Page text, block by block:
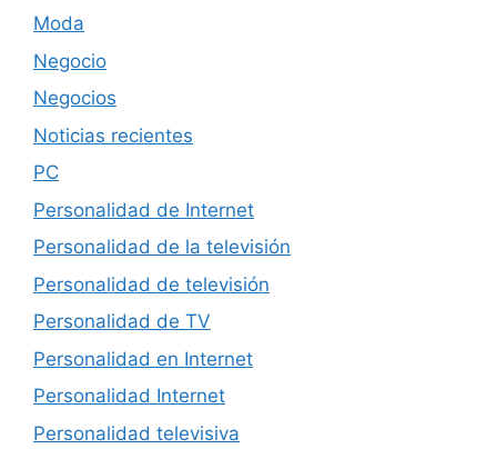
Moda
Negocio
Negocios
Noticias recientes
PC
Personalidad de Internet
Personalidad de la televisión
Personalidad de televisión
Personalidad de TV
Personalidad en Internet
Personalidad Internet
Personalidad televisiva